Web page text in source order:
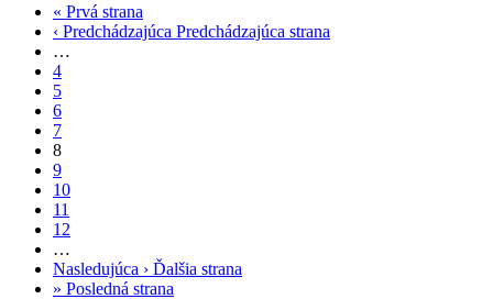
« Prvá strana
‹ Predchádzajúca Predchádzajúca strana
…
4
5
6
7
8
9
10
11
12
…
Nasledujúca › Ďalšia strana
» Posledná strana